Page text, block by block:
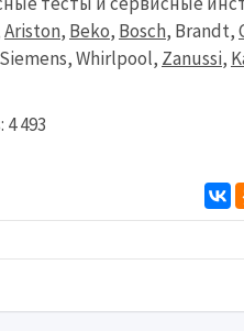
Ariston, Beko, Bosch, Brandt,
Whirlpool, Zanussi,
4 493